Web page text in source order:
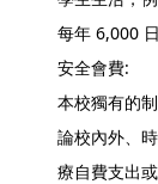
每年 6,000
安全會費:
本校獨有的
論校內外、
療自費支出